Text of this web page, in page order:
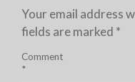
Your email address
fields are marked *
Comment
*